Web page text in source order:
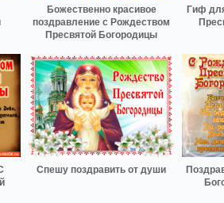
Божественно красивое
поздравление с Рождеством
Пресвятой Богородицы
Гиф
Спешу поздравить от души